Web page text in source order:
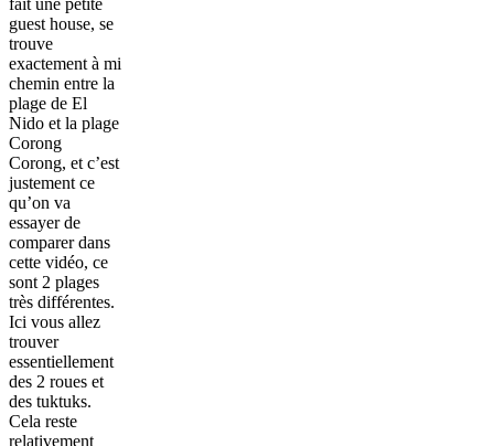
fait une petite
guest house, se
trouve
exactement à mi
chemin entre la
plage de El
Nido et la plage
Corong
Corong, et c’est
justement ce
qu’on va
essayer de
comparer dans
cette vidéo, ce
sont 2 plages
très différentes.
Ici vous allez
trouver
essentiellement
des 2 roues et
des tuktuks.
Cela reste
relativement